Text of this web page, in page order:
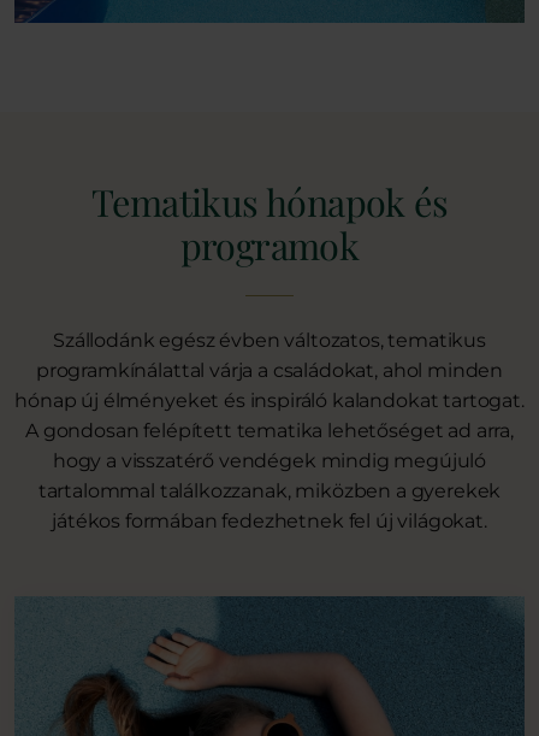
Tematikus hónapok és
programok
Szállodánk egész évben változatos, tematikus
programkínálattal várja a családokat, ahol minden
hónap új élményeket és inspiráló kalandokat tartogat.
A gondosan felépített tematika lehetőséget ad arra,
hogy a visszatérő vendégek mindig megújuló
tartalommal találkozzanak, miközben a gyerekek
játékos formában fedezhetnek fel új világokat.